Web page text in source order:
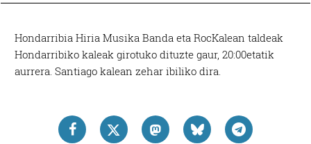
Hondarribia Hiria Musika Banda eta RocKalean taldeak
Hondarribiko kaleak girotuko dituzte gaur, 20:00etatik
aurrera. Santiago kalean zehar ibiliko dira.